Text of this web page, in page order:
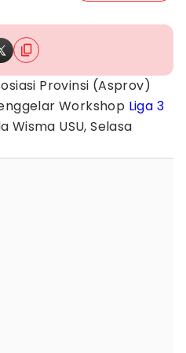
Provinsi (Asprov)
Workshop Liga 3
Wisma USU, Selasa